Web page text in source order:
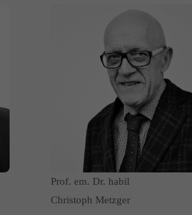
Prof. em. Dr. habil
Christoph Metzger